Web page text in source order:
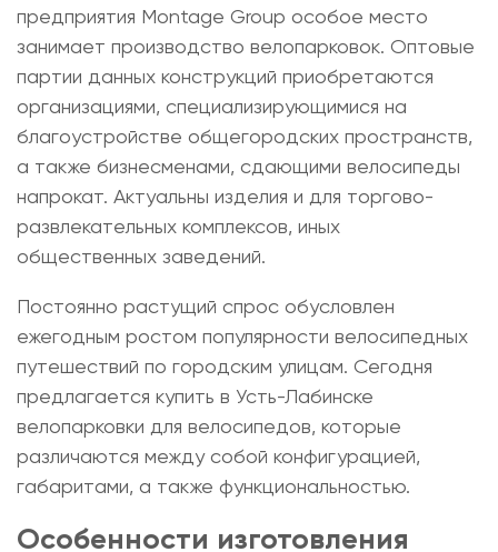
предприятия Montage Group особое место
занимает производство велопарковок. Оптовые
партии данных конструкций приобретаются
организациями, специализирующимися на
благоустройстве общегородских пространств,
а также бизнесменами, сдающими велосипеды
напрокат. Актуальны изделия и для торгово-
развлекательных комплексов, иных
общественных заведений.
Постоянно растущий спрос обусловлен
ежегодным ростом популярности велосипедных
путешествий по городским улицам. Сегодня
предлагается купить в Усть-Лабинске
велопарковки для велосипедов, которые
различаются между собой конфигурацией,
габаритами, а также функциональностью.
Особенности изготовления